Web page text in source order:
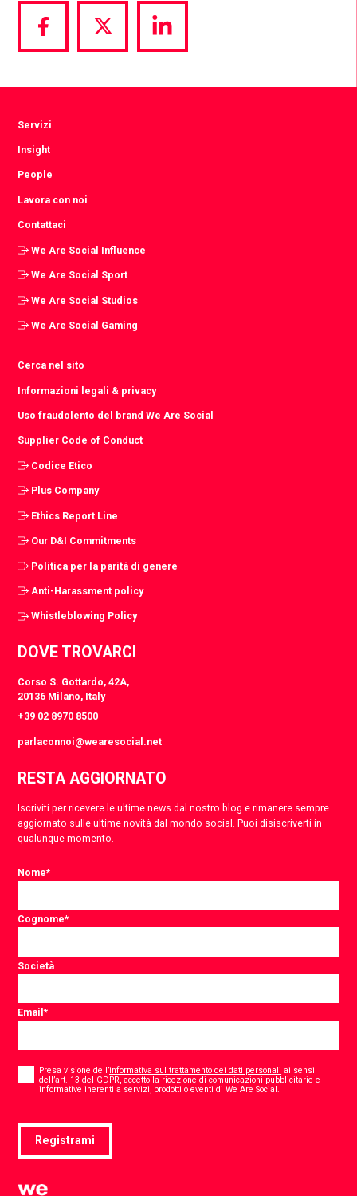
Share
via
Share
via
Share
via
Servizi
Insight
People
Lavora con noi
Contattaci
We Are Social Influence
We Are Social Sport
We Are Social Studios
We Are Social Gaming
Cerca nel sito
Informazioni legali & privacy
Uso fraudolento del brand We Are Social
Supplier Code of Conduct
Codice Etico
Plus Company
Ethics Report Line
Our D&I Commitments
Politica per la parità di genere
Anti-Harassment policy
Whistleblowing Policy
DOVE TROVARCI
Corso S. Gottardo, 42A,
20136 Milano, Italy
+39 02 8970 8500
parlaconnoi@wearesocial.net
RESTA AGGIORNATO
Iscriviti per ricevere le ultime news dal nostro blog e rimanere sempre
aggiornato sulle ultime novità dal mondo social. Puoi disiscriverti in
qualunque momento.
Nome*
Cognome*
Società
Email*
Consent
Presa visione dell’informativa sul trattamento dei dati personali ai sensi
dell’art. 13 del GDPR, accetto la ricezione di comunicazioni pubblicitarie e
informative inerenti a servizi, prodotti o eventi di We Are Social.
Registrami